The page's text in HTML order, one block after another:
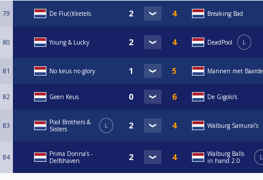
79 De Flu(i)tketels Breaking Bad
80 Young & Lucky DeadPool L
81 No keus no glory Mannen met
82 Geen Keus De Gigolo's
83
Pool Brothers &
Sisters
L Walburg Samurai’s
84
Prima Donna’s -
Delfshaven
Walburg Balls
in hand 2.0
L